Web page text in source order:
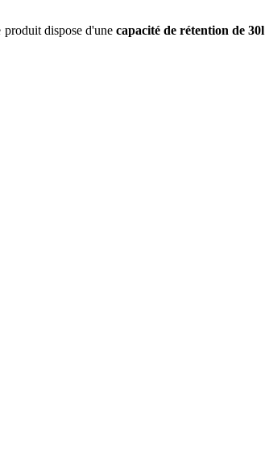
produit dispose d'une capacité de rétention de 30l